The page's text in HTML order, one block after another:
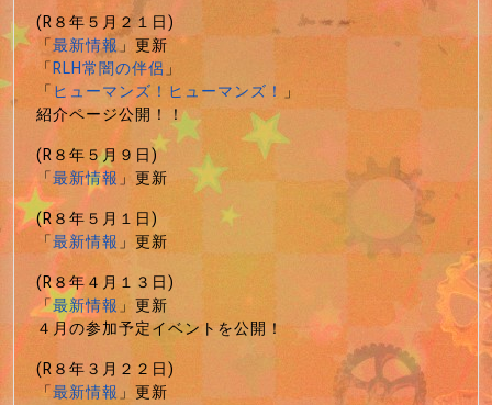
(R８年５月２１日)
「最新情報」更新
「RLH常闇の伴侶」
「ヒューマンズ！ヒューマンズ！ 」
紹介ページ公開！！
(R８年５月９日)
「最新情報」更新
(R８年５月１日)
「最新情報」更新
(R８年４月１３日)
「最新情報」更新
４月の参加予定イベントを公開！
(R８年３月２２日)
「最新情報」更新